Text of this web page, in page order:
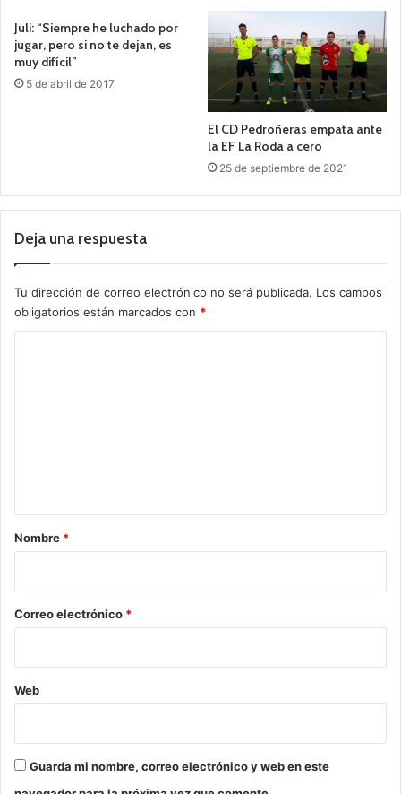
Juli: “Siempre he luchado por
jugar, pero si no te dejan, es
muy difícil”
5 de abril de 2017
El CD Pedroñeras empata ante
la EF La Roda a cero
25 de septiembre de 2021
Deja una respuesta
Tu dirección de correo electrónico no será publicada. Los campos
obligatorios están marcados con *
r
*
Nombre *
Correo electrónico *
Web
Guarda mi nombre, correo electrónico y web en este